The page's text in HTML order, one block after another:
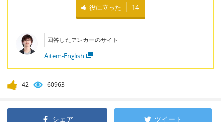
役に立った 14
回答したアンカーのサイト
Aitem-English
42 60963
シェア ツイート